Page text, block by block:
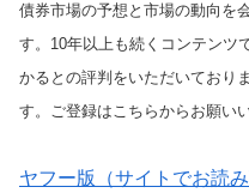
債券市場の予想と市場の動向を
す。10年以上も続くコンテンツ
かるとの評判をいただいており
す。ご登録はこちらからお願い
ヤフー版（サイトでお読み